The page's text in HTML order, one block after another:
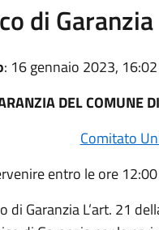
di Garanzia
: 16 gennaio 2023, 16:02
DEL COMUNE
Comitato
entro le ore
di Garanzia L’art. 21